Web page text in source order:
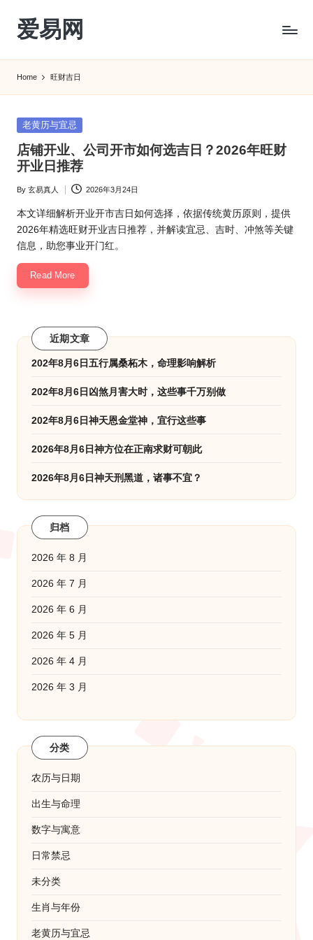
Skip
content
爱易网
转
农
历
阴
查
询
_2ebc.com
Home 旺财吉日
Posted
老黄历与宜忌
店铺开业、公司开市如何选吉日？2026年旺财
开业日推荐
Posted
by
By 玄易真人 2026年3月24日
本文详细解析开业开市吉日如何选择，依据传统黄历原则，提供
2026年精选旺财开业吉日推荐，并解读宜忌、吉时、冲煞等关键
信息，助您事业开门红。
Read More
近期文章
202年8月6日五行属桑柘木，命理影响解析
202年8月6日凶煞月害大时，这些事千万别做
202年8月6日神天恩金堂神，宜行这些事
2026年8月6日神方位在正南求财可朝此
2026年8月6日神天刑黑道，诸事不宜？
归档
2026 年 8 月
2026 年 7 月
2026 年 6 月
2026 年 5 月
2026 年 4 月
2026 年 3 月
分类
农历与日期
出生与命理
数字与寓意
日常禁忌
未分类
生肖与年份
老黄历与宜忌